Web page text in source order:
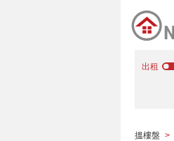
出租
搵樓盤 >